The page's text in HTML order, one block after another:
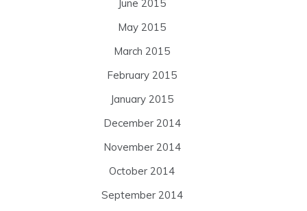
June 2015
May 2015
March 2015
February 2015
January 2015
December 2014
November 2014
October 2014
September 2014